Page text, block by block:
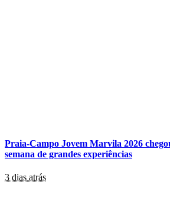
Praia-Campo Jovem Marvila 2026
semana de grandes experiências
3 dias atrás